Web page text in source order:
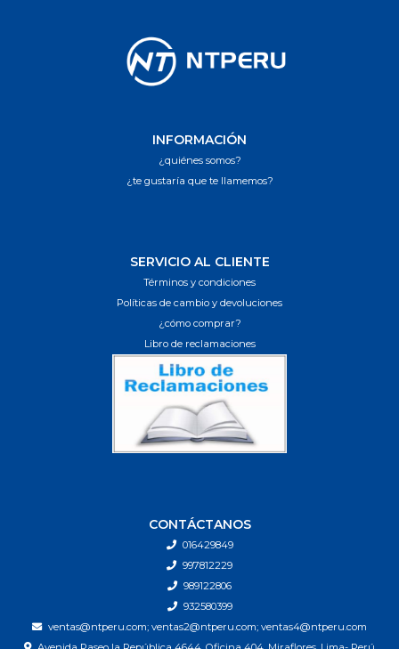
INFORMACIÓN
¿quiénes somos?
¿te gustaría que te llamemos?
SERVICIO AL CLIENTE
Términos y condiciones
Políticas de cambio y devoluciones
¿cómo comprar?
Libro de reclamaciones
CONTÁCTANOS
016429849
997812229
989122806
932580399
ventas@ntperu.com; ventas2@ntperu.com; ventas4@ntperu.com